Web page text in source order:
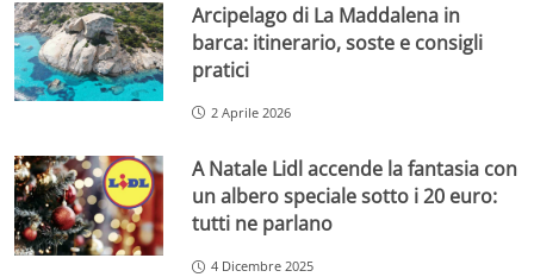
Arcipelago di La Maddalena in
barca: itinerario, soste e consigli
pratici
2 Aprile 2026
A Natale Lidl accende la fantasia con
un albero speciale sotto i 20 euro:
tutti ne parlano
4 Dicembre 2025